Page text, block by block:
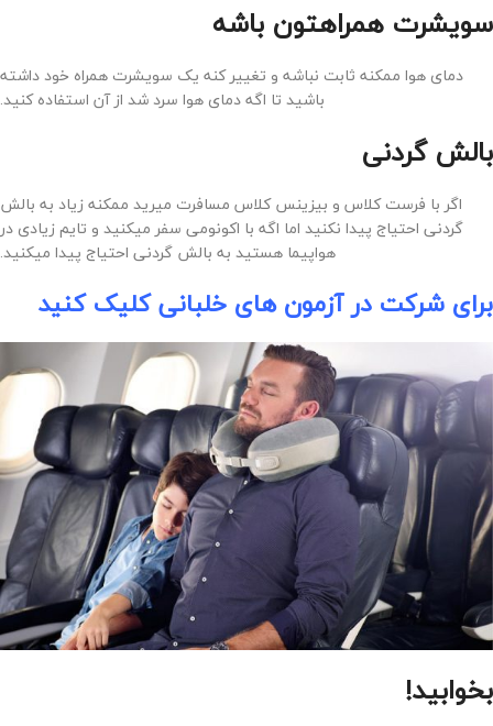
سویشرت همراهتون باشه
دمای هوا ممکنه ثابت نباشه و تغییر کنه یک سویشرت همراه خود داشته
باشید تا اگه دمای هوا سرد شد از آن استفاده کنید.
بالش گردنی
اگر با فرست کلاس و بیزینس کلاس مسافرت میرید ممکنه زیاد به بالش
گردنی احتیاج پیدا نکنید اما اگه با اکونومی سفر میکنید و تایم زیادی در
هواپیما هستید به بالش گردنی احتیاج پیدا میکنید.
برای شرکت در آزمون های خلبانی کلیک کنید
بخوابید!